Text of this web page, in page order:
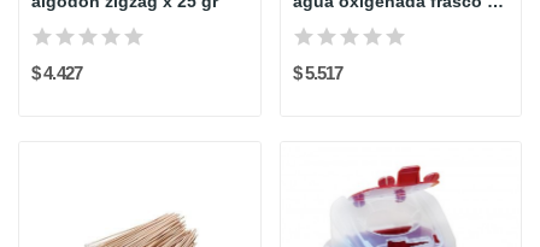
$ 4.427 $ 5.517